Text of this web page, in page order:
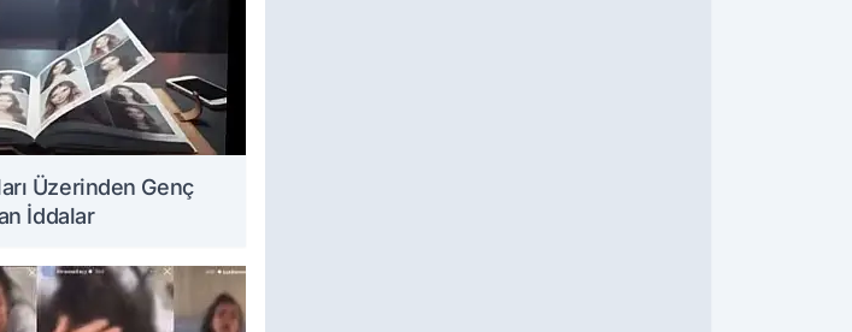
Üzerinden Genç
İddalar